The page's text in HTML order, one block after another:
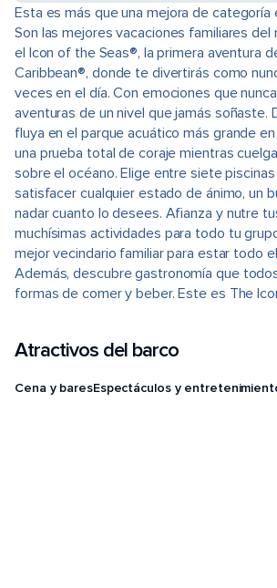
Esta es más que una mejora de categoría
Son las mejores vacaciones familiares del
el Icon of the Seas®, la primera aventura
Caribbean®, donde te divertirás como
veces en el día. Con emociones que
aventuras de un nivel que jamás soñaste.
fluya en el parque acuático más grande
una prueba total de coraje mientras
sobre el océano. Elige entre siete piscinas
satisfacer cualquier estado de ánimo, un
nadar cuanto lo desees. Afianza y nutre
muchísimas actividades para todo tu
mejor vecindario familiar para estar todo
Además, descubre gastronomía que
formas de comer y beber. Este es The
Atractivos del barco
Cena y baresEspectáculos y